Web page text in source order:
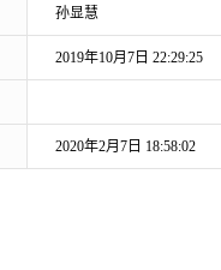
孙显慧
2019年10月7日22:29:25
2020年2月7日18:58:02